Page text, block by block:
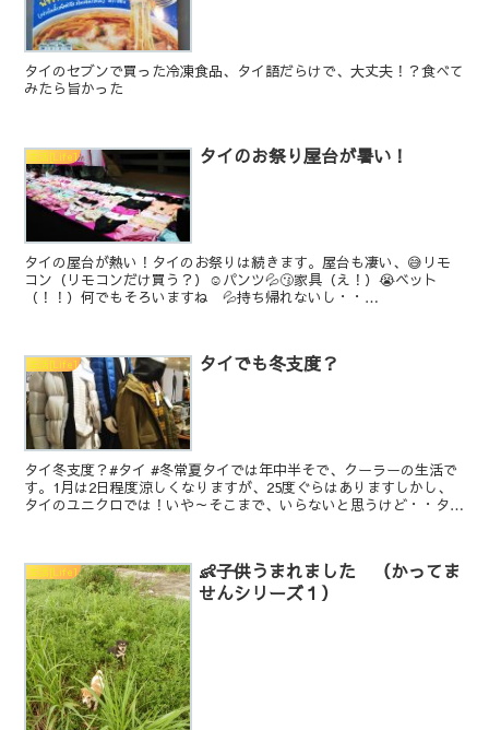
タイのセブンで買った冷凍食品、タイ語だらけで、大丈夫！？食べて
みたら旨かった
生活[Life] タイのお祭り屋台が暑い！
タイの屋台が熱い！タイのお祭りは続きます。屋台も凄い、😅リモ
コン（リモコンだけ買う？）☺️パンツ💦😗家具（え！）😭ベット
（！！）何でもそろいますね 💦持ち帰れないし・・
生活[Life] タイでも冬支度？
タイ冬支度？#タイ #冬常夏タイでは年中半そで、クーラーの生活で
す。1月は2日程度涼しくなりますが、25度ぐらはありますしかし、
タイのユニクロでは！いや～そこまで、いらないと思うけど・・タイ
生活[Life]
👶子供うまれました （かってま
せんシリーズ１）